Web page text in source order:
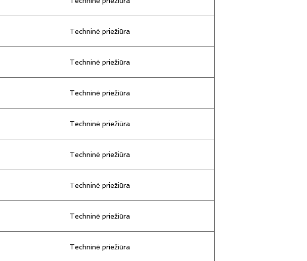
Techninė priežiūra
Techninė priežiūra
Techninė priežiūra
Techninė priežiūra
Techninė priežiūra
Techninė priežiūra
Techninė priežiūra
Techninė priežiūra